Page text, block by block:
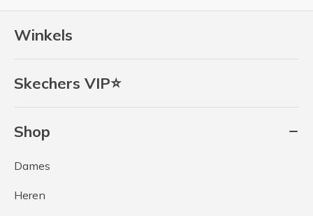
Winkels
Skechers VIP⭐
Shop
Dames
Heren